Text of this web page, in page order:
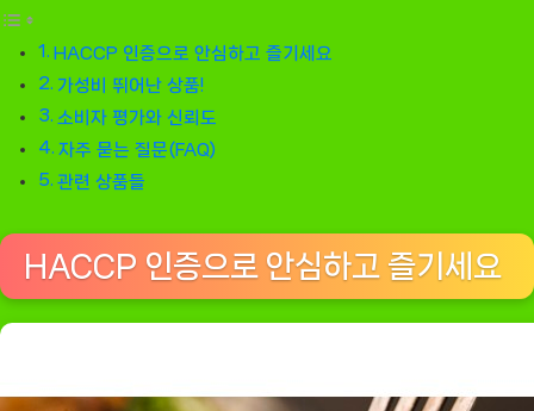
HACCP 인증으로 안심하고 즐기세요
가성비 뛰어난 상품!
소비자 평가와 신뢰도
자주 묻는 질문(FAQ)
관련 상품들
HACCP 인증으로 안심하고 즐기세요